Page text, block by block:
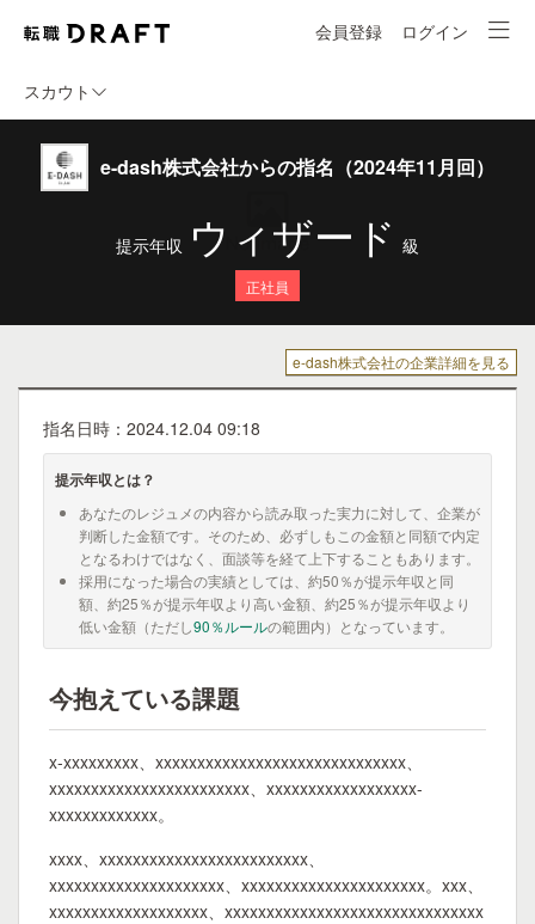
会員登録 ログイン
スカウト
e-dash株式会社からの指名（2024年11月回）
提示年収 ウィザード 級
正社員
e-dash株式会社の企業詳細を見る
指名日時：2024.12.04 09:18
提示年収とは？
あなたのレジュメの内容から読み取った実力に対して、企業が
判断した金額です。そのため、必ずしもこの金額と同額で内定
となるわけではなく、面談等を経て上下することもあります。
採用になった場合の実績としては、約50％が提示年収と同
額、約25％が提示年収より高い金額、約25％が提示年収より
低い金額（ただし90％ルールの範囲内）となっています。
今抱えている課題
x-xxxxxxxxx、xxxxxxxxxxxxxxxxxxxxxxxxxxxxxx、
xxxxxxxxxxxxxxxxxxxxxxxx、xxxxxxxxxxxxxxxxxx-
xxxxxxxxxxxxx。
xxxx、xxxxxxxxxxxxxxxxxxxxxxxxx、
xxxxxxxxxxxxxxxxxxxxx、xxxxxxxxxxxxxxxxxxxxxx。xxx、
xxxxxxxxxxxxxxxxxxx、xxxxxxxxxxxxxxxxxxxxxxxxxxxxxxx